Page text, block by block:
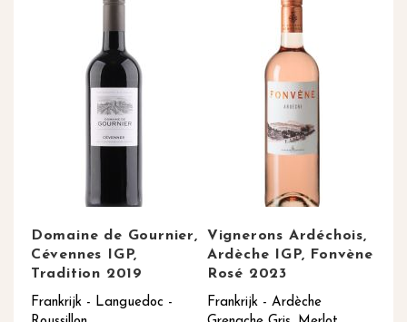
Domaine de Gournier,
Cévennes IGP,
Tradition 2019
Frankrijk - Languedoc -
Vignerons Ardéchois,
Ardèche IGP, Fonvène
Rosé 2023
Frankrijk - Ardèche